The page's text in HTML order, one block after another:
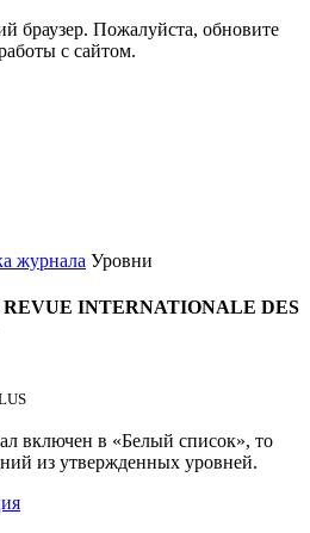
браузер. Пожалуйста, обновите
с сайтом.
журнала Уровни
INTERNATIONALE DES
включен в «Белый список», то
из утвержденных уровней.